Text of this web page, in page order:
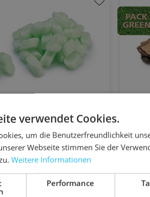
Green 0,25 cbm
und auch schweres
verwendet Cookies.
um die Benutzerfreundlichkeit
Webseite stimmen Sie der
Weitere Informationen
Performance